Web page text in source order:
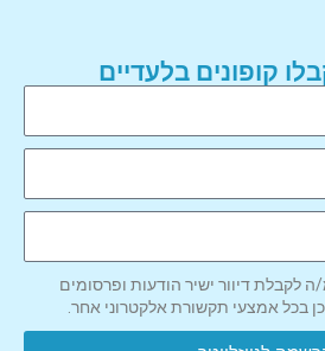
קופונים בלעדיים
לקבלת דיוור ישיר הודעות ופרסומים
בכל אמצעי תקשורת אלקטרוני אחר.